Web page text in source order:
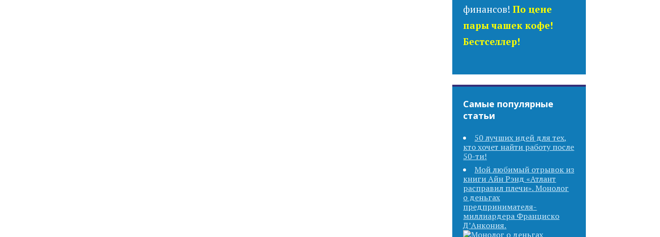
финансов!По цене
пары чашек кофе!
Бестселлер!
Самые популярные
статьи
50 лучших идей для тех,
кто хочет найти работу после
50-ти!
Мой любимый отрывок из
книги Айн Рэнд «Атлант
расправил плечи». Монолог
о деньгах
предпринимателя-
миллиардера Франциско
Д’Анкония.